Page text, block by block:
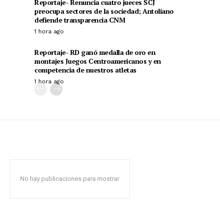
Reportaje- Renuncia cuatro jueces SCJ
preocupa sectores de la sociedad; Antoliano
defiende transparencia CNM
1 hora ago
Reportaje- RD ganó medalla de oro en
montajes Juegos Centroamericanos y en
competencia de nuestros atletas
1 hora ago
No hay publicaciones para mostrar